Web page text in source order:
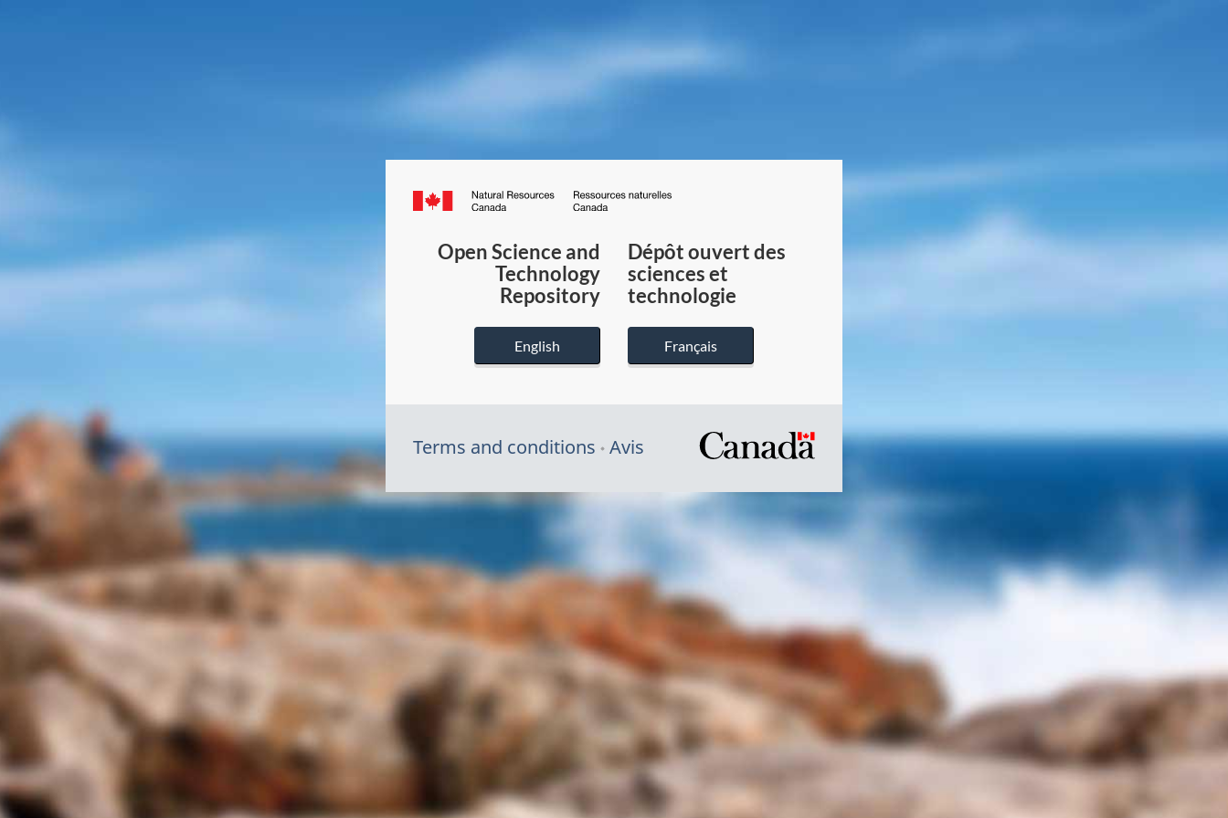
Canada.ca
du
Canada
Open Science and
Technology
Repository
English
Dépôt ouvert des
sciences et
technologie
Français
Terms and conditions Avis
/
gouvernement